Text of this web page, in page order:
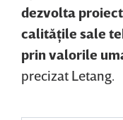
dezvolta
calităţile sale
prin valorile
precizat Letang.